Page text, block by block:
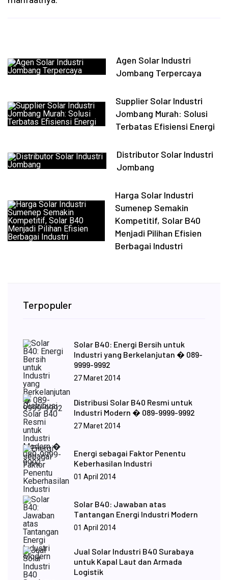
Agen Solar Industri
Jombang Terpercaya
Supplier Solar Industri
Jombang Murah: Solusi
Terbatas Efisiensi Energi
Distributor Solar Industri
Jombang
Harga Solar Industri
Sumenep Semakin
Kompetitif, Solar B40
Menjadi Pilihan Efisien
Berbagai Industri
Terpopuler
Solar B40: Energi Bersih untuk
Industri yang Berkelanjutan � 089-
9999-9992
27 Maret 2014
Distribusi Solar B40 Resmi untuk
Industri Modern � 089-9999-9992
27 Maret 2014
Energi sebagai Faktor Penentu
Keberhasilan Industri
01 April 2014
Solar B40: Jawaban atas
Tantangan Energi Industri Modern
01 April 2014
Jual Solar Industri B40 Surabaya
untuk Kapal Laut dan Armada
Logistik